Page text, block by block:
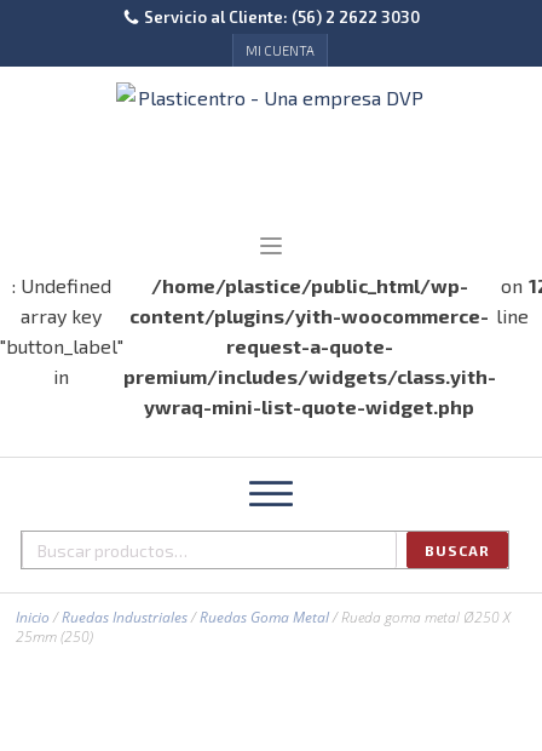
Servicio al Cliente: (56) 2 2622 3030
MI CUENTA
: Undefined
array key
"button_label"
in
/home/plastice/public_html/wp-
content/plugins/yith-woocommerce-
request-a-quote-
premium/includes/widgets/class.yith-
ywraq-mini-list-quote-widget.php
on
line
Buscar
BUSCAR
Inicio/Ruedas Industriales/Ruedas Goma Metal/ Rueda goma metal Ø250 X
25mm (250)